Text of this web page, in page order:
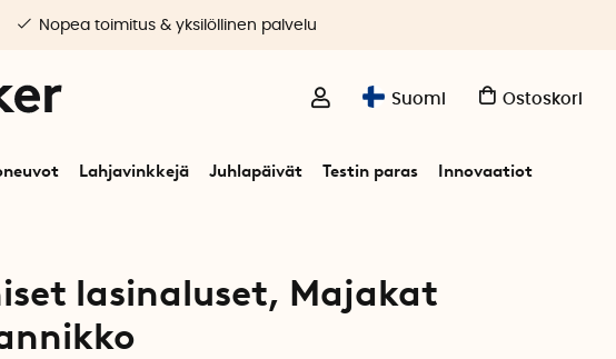
Suomi Ostoskori
Lahjavinkkejä Juhlapäivät Testin paras Innovaatiot
Nopea toimitus & yksilöllinen palvelu
lasinaluset, Majakat